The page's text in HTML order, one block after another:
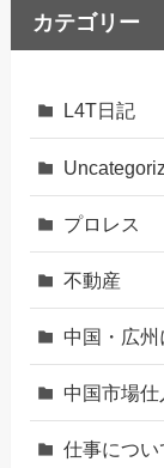
カテゴリー
L4T日記
プロレス
不動産
中国・広州
中国市場仕
仕事につい